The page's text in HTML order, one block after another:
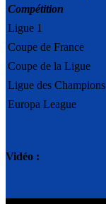
Compétition
Ligue 1
Coupe de France
Coupe de la Ligue
Ligue des Champions
Europa League
Vidéo :